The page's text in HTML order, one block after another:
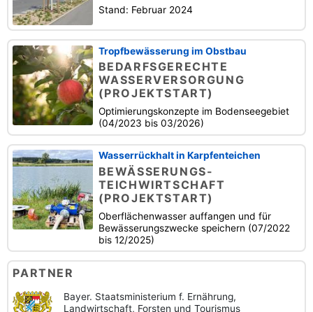
Stand: Februar 2024
Tropfbewässerung im Obstbau
BEDARFSGERECHTE
WASSERVERSORGUNG
(PROJEKTSTART)
Optimierungskonzepte im Bodenseegebiet
(04/2023 bis 03/2026)
Wasserrückhalt in Karpfenteichen
BEWÄSSERUNGS-
TEICHWIRTSCHAFT
(PROJEKTSTART)
Oberflächenwasser auffangen und für
Bewässerungszwecke speichern (07/2022
bis 12/2025)
PARTNER
Bayer. Staatsministerium f. Ernährung,
Landwirtschaft, Forsten und Tourismus